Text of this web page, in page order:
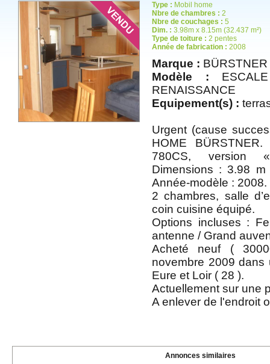
Type : Mobil home
Nbre de chambres : 2
Nbre de couchages : 5
Dim. : 3.98m x 8.15m (32.437 m²)
Type de toiture : 2 pentes
Année de fabrication : 2008
Marque : BÜRSTNER
Modèle :
RENAISSANCE
Equipement(s) :
Urgent (cause
HOME
780CS, version
Dimensions : 3.98
Année-modèle : 2008.
2 chambres, salle
coin cuisine équipé.
Options incluses :
antenne / Grand
Acheté neuf (
novembre 2009 dans
Eure et Loir ( 28 ).
Actuellement sur une
A enlever de l'endroit
Annonces similaires